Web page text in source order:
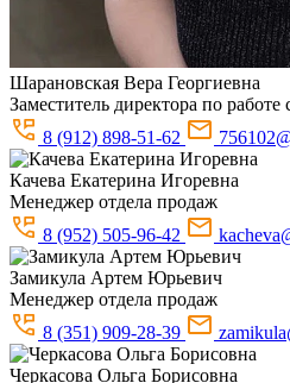
Шарановская Вера Георгиевна
Заместитель директора по работе
8 (912) 898-51-62
Качева Екатерина Игоревна
Менеджер отдела продаж
8 (952) 505-96-42
Замикула Артем Юрьевич
Менеджер отдела продаж
8 (351) 909-28-39
Черкасова Ольга Борисовна